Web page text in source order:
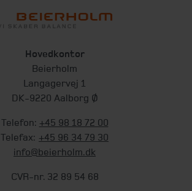
Hovedkontor
Beierholm
Langagervej 1
DK-9220 Aalborg Ø
Telefon: +45 98 18 72 00
Telefax: +45 96 34 79 30
info@beierholm.dk
CVR-nr. 32 89 54 68